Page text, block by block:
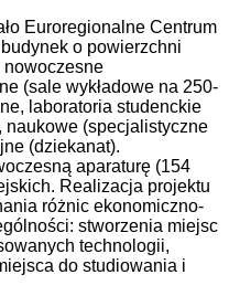
Euroregionalne Centrum
o powierzchni
nowoczesne
(sale wykładowe na 250-
laboratoria studenckie
naukowe (specjalistyczne
(dziekanat).
aparaturę (154
Realizacja projektu
różnic ekonomiczno-
stworzenia miejsc
technologii,
do studiowania i